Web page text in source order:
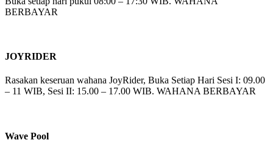
BERBAYAR
JOYRIDER
Rasakan keseruan wahana JoyRider, Buka Setiap Hari Sesi I: 09.00
– 11 WIB, Sesi II: 15.00 – 17.00 WIB. WAHANA BERBAYAR
Wave Pool